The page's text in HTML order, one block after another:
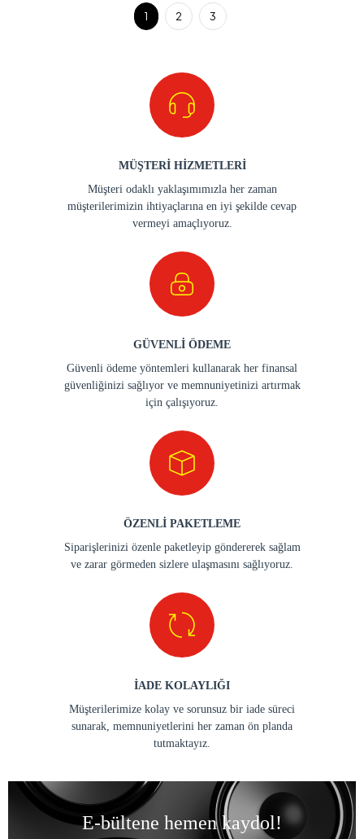
1 2 3
MÜŞTERİ HİZMETLERİ
Müşteri odaklı yaklaşımımızla her zaman
müşterilerimizin ihtiyaçlarına en iyi şekilde cevap
vermeyi amaçlıyoruz.
GÜVENLİ ÖDEME
Güvenli ödeme yöntemleri kullanarak her finansal
güvenliğinizi sağlıyor ve memnuniyetinizi artırmak
için çalışıyoruz.
ÖZENLİ PAKETLEME
Siparişlerinizi özenle paketleyip göndererek sağlam
ve zarar görmeden sizlere ulaşmasını sağlıyoruz.
İADE KOLAYLIĞI
Müşterilerimize kolay ve sorunsuz bir iade süreci
sunarak, memnuniyetlerini her zaman ön planda
tutmaktayız.
E-bültene hemen kaydol!